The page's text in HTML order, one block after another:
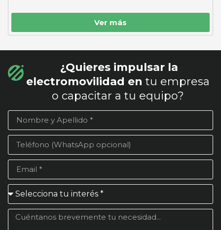
Ver más
¿Quieres impulsar la
electromovilidad en tu empresa
o capacitar a tu equipo?